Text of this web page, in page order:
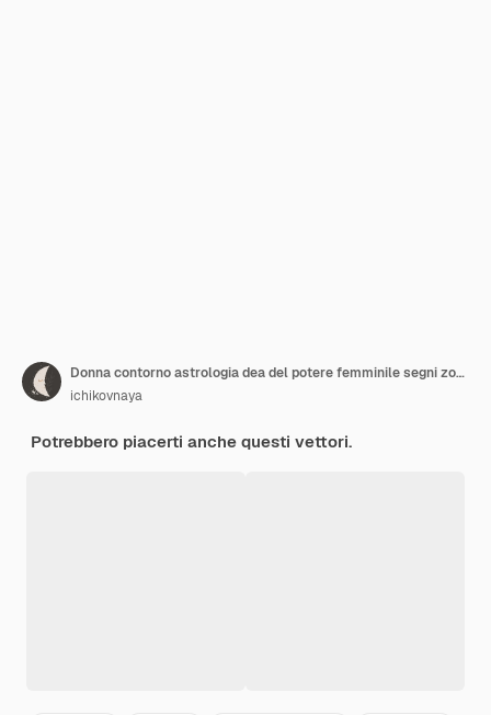
Donna contorno astrologia dea del potere femminile segni zodiacali tarocchi cartomanzia e pre
ichikovnaya
Potrebbero piacerti anche questi vettori.